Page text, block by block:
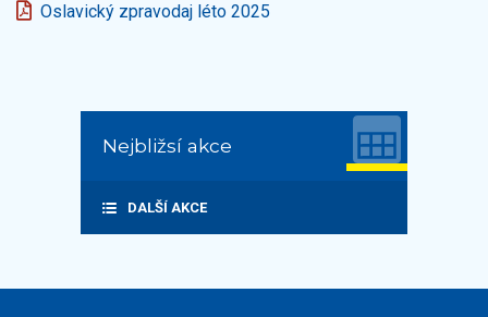
Oslavický zpravodaj léto 2025
Nejbližsí akce
DALŠÍ AKCE